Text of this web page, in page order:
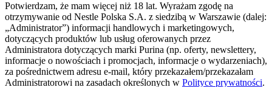
Potwierdzam, że mam więcej niż 18 lat. Wyrażam zgodę na
otrzymywanie od Nestle Polska S.A. z siedzibą w Warszawie (dalej:
„Administrator”) informacji handlowych i marketingowych,
dotyczących produktów lub usług oferowanych przez
Administratora dotyczących marki Purina (np. oferty, newslettery,
informacje o nowościach i promocjach, informacje o wydarzeniach),
za pośrednictwem adresu e-mail, który przekazałem/przekazałam
Administratorowi na zasadach określonych w Polityce prywatności.